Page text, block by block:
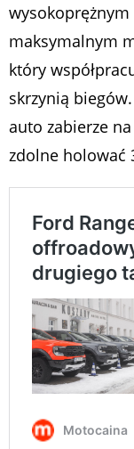
wysokoprężnym
maksymalnym
który
skrzynią
auto zabierze
zdolne holować